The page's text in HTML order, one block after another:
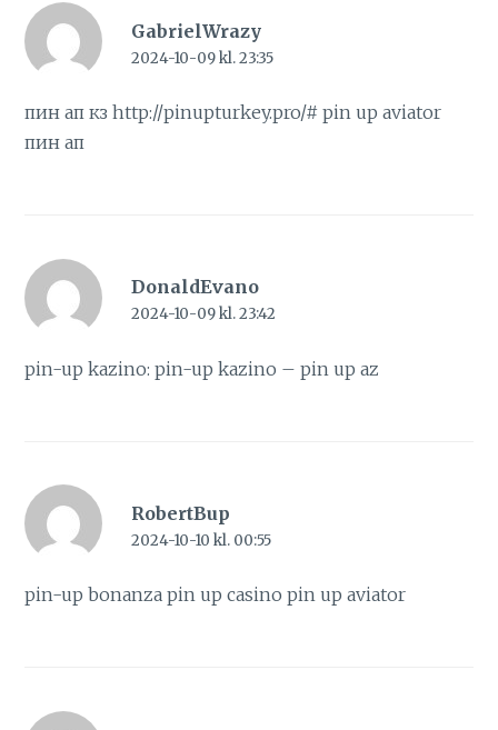
GabrielWrazy
2024-10-09 kl. 23:35
пин ап кзhttp://pinupturkey.pro/# pin up aviator
пин ап
DonaldEvano
2024-10-09 kl. 23:42
pin-up kazino:pin-up kazino – pin up az
RobertBup
2024-10-10 kl. 00:55
pin-up bonanzapin up casino pin up aviator